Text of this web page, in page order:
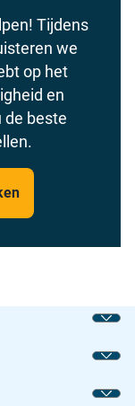
Tijdens
we
op het
en
de beste
Toon
Toon
Toon